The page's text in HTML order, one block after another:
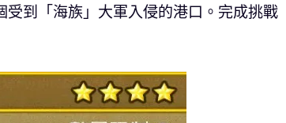
到「海族」大軍入侵的港口。完成挑戰